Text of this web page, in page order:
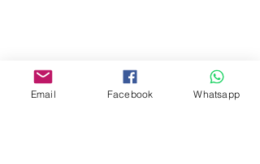
Mall,Nathan Road 534-538,
Yau Ma Tei, Hong Kong.
Email Facebook Whatsapp